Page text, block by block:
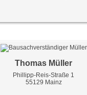
Thomas Müller
Phillipp-Reis-Straße 1
55129 Mainz